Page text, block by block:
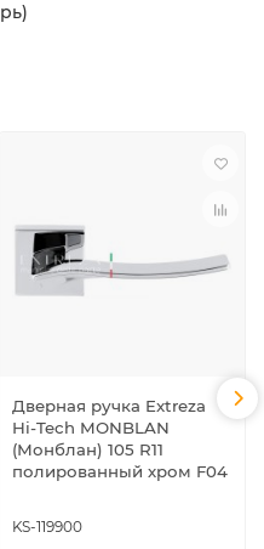
Дверная ручка Extreza
Hi-Tech MONBLAN
(Монблан) 105 R11
полированный хром F04
KS-119900